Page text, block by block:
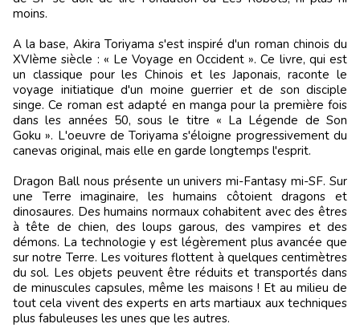
moins.
A la base, Akira Toriyama s'est inspiré d'un roman chinois du
XVIème siècle : « Le Voyage en Occident ». Ce livre, qui est
un classique pour les Chinois et les Japonais, raconte le
voyage initiatique d'un moine guerrier et de son disciple
singe. Ce roman est adapté en manga pour la première fois
dans les années 50, sous le titre « La Légende de Son
Goku ». L'oeuvre de Toriyama s'éloigne progressivement du
canevas original, mais elle en garde longtemps l'esprit.
Dragon Ball nous présente un univers mi-Fantasy mi-SF. Sur
une Terre imaginaire, les humains côtoient dragons et
dinosaures. Des humains normaux cohabitent avec des êtres
à tête de chien, des loups garous, des vampires et des
démons. La technologie y est légèrement plus avancée que
sur notre Terre. Les voitures flottent à quelques centimètres
du sol. Les objets peuvent être réduits et transportés dans
de minuscules capsules, même les maisons ! Et au milieu de
tout cela vivent des experts en arts martiaux aux techniques
plus fabuleuses les unes que les autres.